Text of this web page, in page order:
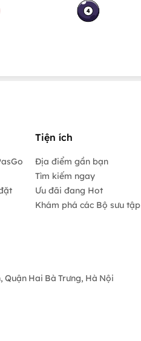
Tiện ích
Địa điểm gần bạn
Tìm kiếm ngay
Ưu đãi đang Hot
Khám phá các Bộ sưu tập
Quận Hai Bà Trưng, Hà Nội